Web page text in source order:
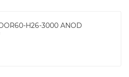
H26-3000 ANOD